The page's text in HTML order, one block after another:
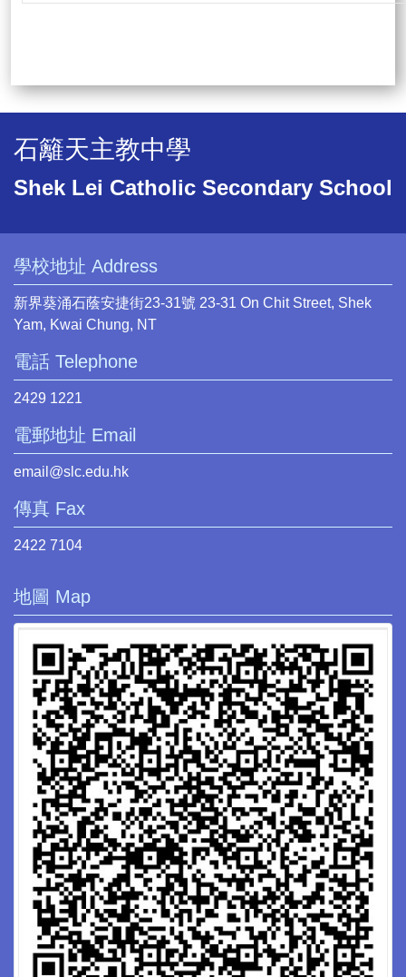
石籬天主教中學
Shek Lei Catholic Secondary School
學校地址 Address
新界葵涌石蔭安捷街23-31號 23-31 On Chit Street, Shek
Yam, Kwai Chung, NT
電話 Telephone
2429 1221
電郵地址 Email
email@slc.edu.hk
傳真 Fax
2422 7104
地圖 Map